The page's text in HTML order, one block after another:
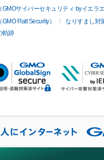
サイバーセキュリティ byイエラエ
Flatt Security）
なりすまし対
軌跡